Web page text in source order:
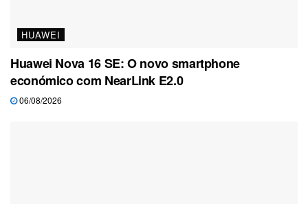
HUAWEI
Huawei Nova 16 SE: O novo smartphone
económico com NearLink E2.0
06/08/2026